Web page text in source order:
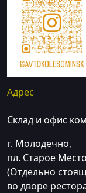
Адрес
Склад и офис
г. Молодечно,
пл. Старое
(Отдельно
во дворе